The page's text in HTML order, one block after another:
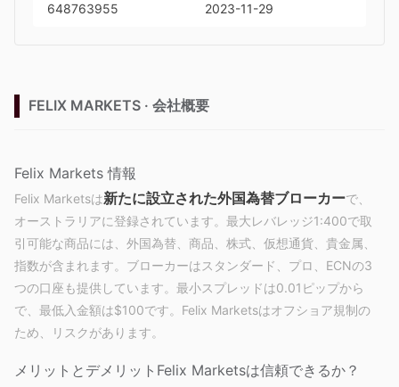
648763955
2023-11-29
FELIX MARKETS · 会社概要
Felix Markets 情報
Felix Marketsは新たに設立された外国為替ブローカーで、
オーストラリアに登録されています。最大レバレッジ1:400で取
引可能な商品には、外国為替、商品、株式、仮想通貨、貴金属、
指数が含まれます。ブローカーはスタンダード、プロ、ECNの3
つの口座も提供しています。最小スプレッドは0.01ピップから
で、最低入金額は$100です。Felix Marketsはオフショア規制の
ため、リスクがあります。
メリットとデメリット Felix Marketsは信頼できるか？